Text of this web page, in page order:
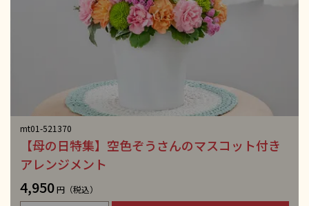
mt01-521370
【母の日特集】空色ぞうさんのマスコット付き
アレンジメント
4,950円（税込）